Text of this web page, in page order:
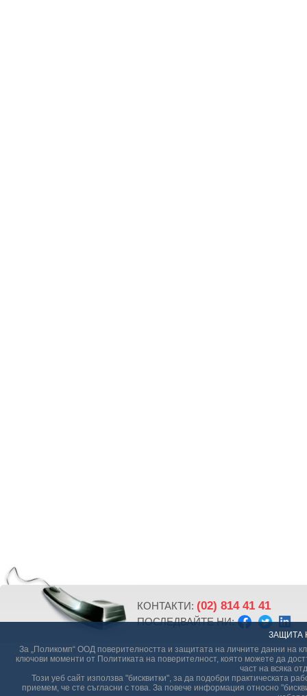
ЗАЩИТА
За „Поликомп“ ООД поверителността и защитата на личните данни на
ключови моменти от Политиката на поверителност, която можете да
част на всяка
Този уеб сайт използва "бисквитки", за да подобри практическата
приемем, че сте съгласни с това. За повече информация относно
КОНТАКТИ: (02) 814 41 41
ПОСЛЕДВАЙТЕ НИ: